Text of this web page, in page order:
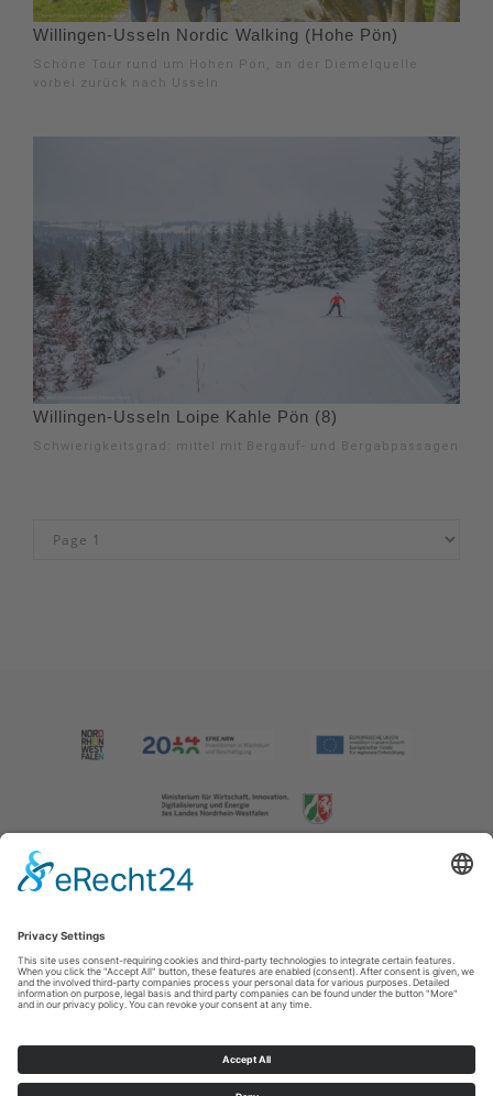
Willingen-Usseln Nordic Walking (Hohe Pön)
Schöne Tour rund um Hohen Pön, an der Diemelquelle
vorbei zurück nach Usseln
Willingen-Usseln Loipe Kahle Pön (8)
Schwierigkeitsgrad: mittel mit Bergauf- und Bergabpassagen
Imprint|Contact us|Privacy policy
T: +49 (0) 2974 202190 E: info@sauerland.com